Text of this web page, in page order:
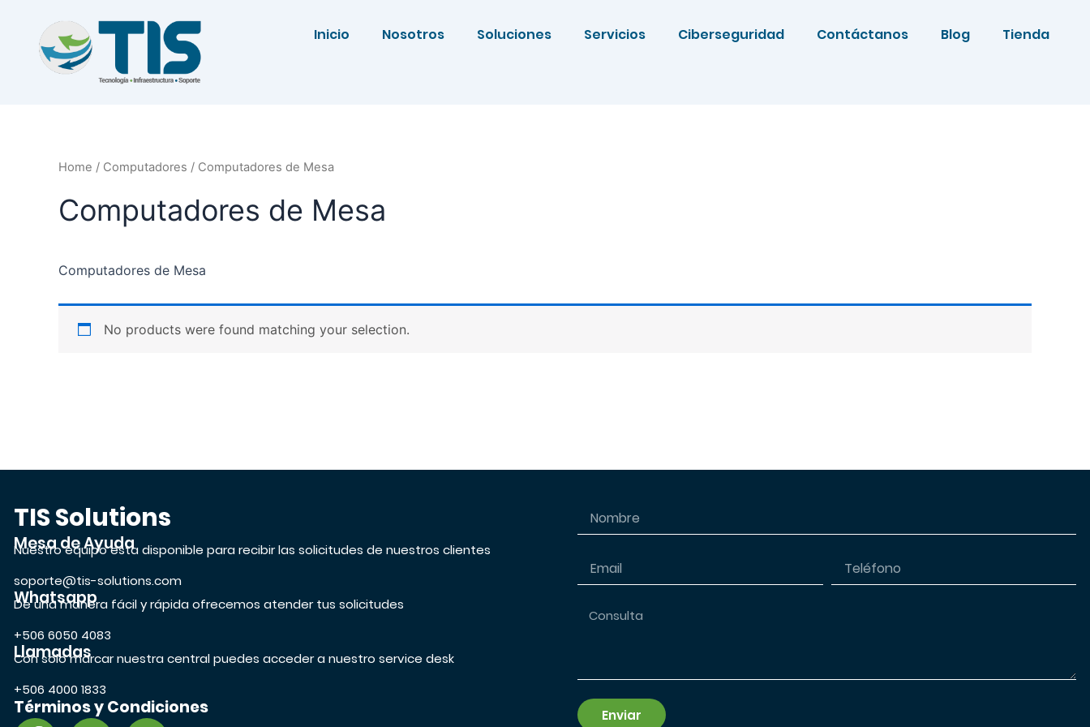
contenido
Inicio Nosotros Soluciones Servicios Ciberseguridad Contáctanos Blog Tienda
Home / Computadores / Computadores de Mesa
Computadores de Mesa
Computadores de Mesa
No products were found matching your selection.
TIS Solutions
Mesa de Ayuda
Nuestro equipo esta disponible para recibir las solicitudes de nuestros clientes
soporte@tis-solutions.com
Whatsapp
De una manera fácil y rápida ofrecemos atender tus solicitudes
+506 6050 4083
Llamadas
Con solo marcar nuestra central puedes acceder a nuestro service desk
+506 4000 1833
Términos y Condiciones Enviar